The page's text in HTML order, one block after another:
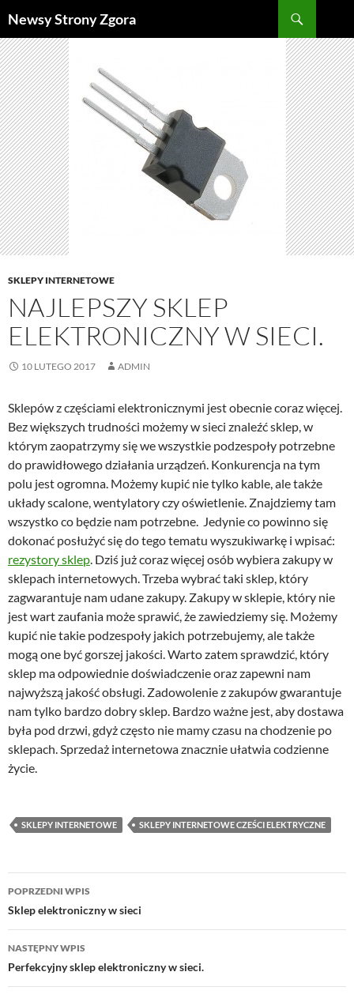
Newsy Strony Zgora
DO
TREŚCI
SKLEPY INTERNETOWE
NAJLEPSZY SKLEP
ELEKTRONICZNY W SIECI.
10 LUTEGO 2017 ADMIN
Sklepów z częściami elektronicznymi jest obecnie coraz więcej.
Bez większych trudności możemy w sieci znaleźć sklep, w
którym zaopatrzymy się we wszystkie podzespoły potrzebne
do prawidłowego działania urządzeń. Konkurencja na tym
polu jest ogromna. Możemy kupić nie tylko kable, ale także
układy scalone, wentylatory czy oświetlenie. Znajdziemy tam
wszystko co będzie nam potrzebne. Jedynie co powinno się
dokonać posłużyć się do tego tematu wyszukiwarkę i wpisać:
rezystory sklep. Dziś już coraz więcej osób wybiera zakupy w
sklepach internetowych. Trzeba wybrać taki sklep, który
zagwarantuje nam udane zakupy. Zakupy w sklepie, który nie
jest wart zaufania może sprawić, że zawiedziemy się. Możemy
kupić nie takie podzespoły jakich potrzebujemy, ale także
mogą one być gorszej jakości. Warto zatem sprawdzić, który
sklep ma odpowiednie doświadczenie oraz zapewni nam
najwyższą jakość obsługi. Zadowolenie z zakupów gwarantuje
nam tylko bardzo dobry sklep. Bardzo ważne jest, aby dostawa
była pod drzwi, gdyż często nie mamy czasu na chodzenie po
sklepach. Sprzedaż internetowa znacznie ułatwia codzienne
życie.
SKLEPY INTERNETOWE SKLEPY INTERNETOWE CZEŚCI ELEKTRYCZNE
Nawigacja
wpisu
POPRZEDNI WPIS
Sklep elektroniczny w sieci
NASTĘPNY WPIS
Perfekcyjny sklep elektroniczny w sieci.